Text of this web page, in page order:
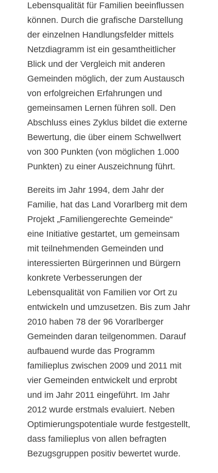
Lebensqualität für Familien beeinflussen
können. Durch die grafische Darstellung
der einzelnen Handlungsfelder mittels
Netzdiagramm ist ein gesamtheitlicher
Blick und der Vergleich mit anderen
Gemeinden möglich, der zum Austausch
von erfolgreichen Erfahrungen und
gemeinsamen Lernen führen soll. Den
Abschluss eines Zyklus bildet die externe
Bewertung, die über einem Schwellwert
von 300 Punkten (von möglichen 1.000
Punkten) zu einer Auszeichnung führt.
Bereits im Jahr 1994, dem Jahr der
Familie, hat das Land Vorarlberg mit dem
Projekt „Familiengerechte Gemeinde“
eine Initiative gestartet, um gemeinsam
mit teilnehmenden Gemeinden und
interessierten Bürgerinnen und Bürgern
konkrete Verbesserungen der
Lebensqualität von Familien vor Ort zu
entwickeln und umzusetzen. Bis zum Jahr
2010 haben 78 der 96 Vorarlberger
Gemeinden daran teilgenommen. Darauf
aufbauend wurde das Programm
familieplus zwischen 2009 und 2011 mit
vier Gemeinden entwickelt und erprobt
und im Jahr 2011 eingeführt. Im Jahr
2012 wurde erstmals evaluiert. Neben
Optimierungspotentiale wurde festgestellt,
dass familieplus von allen befragten
Bezugsgruppen positiv bewertet wurde.